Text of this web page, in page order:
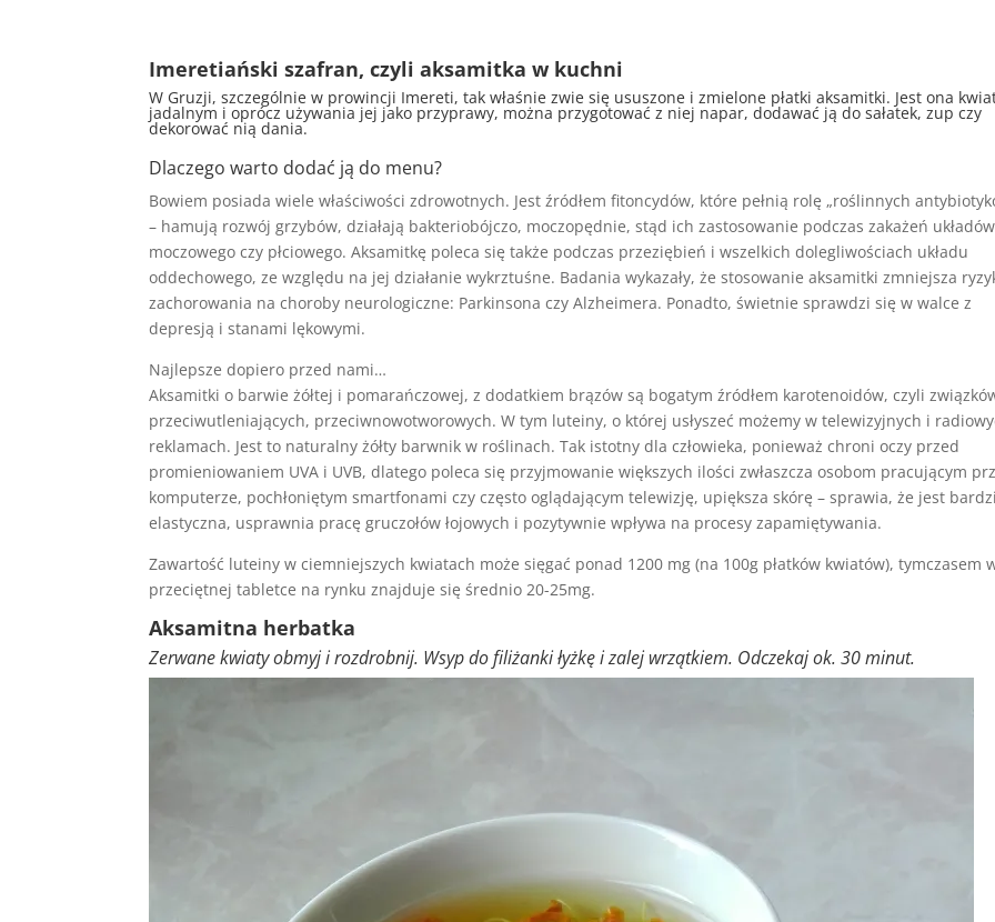
Imeretiański szafran, czyli aksamitka w kuchni
W Gruzji, szczególnie w prowincji Imereti, tak właśnie zwie się ususzone i zmielone płatki aksamitki. Jest ona
jadalnym i oprócz używania jej jako przyprawy, można przygotować z niej napar, dodawać ją do sałatek, zup czy
dekorować nią dania.
Dlaczego warto dodać ją do menu?
Bowiem posiada wiele właściwości zdrowotnych. Jest źródłem fitoncydów, które pełnią rolę „roślinnych
– hamują rozwój grzybów, działają bakteriobójczo, moczopędnie, stąd ich zastosowanie podczas zakażeń układów
moczowego czy płciowego. Aksamitkę poleca się także podczas przeziębień i wszelkich dolegliwościach układu
oddechowego, ze względu na jej działanie wykrztuśne. Badania wykazały, że stosowanie aksamitki zmniejsza
zachorowania na choroby neurologiczne: Parkinsona czy Alzheimera. Ponadto, świetnie sprawdzi się w walce z
depresją i stanami lękowymi.
Najlepsze dopiero przed nami…
Aksamitki o barwie żółtej i pomarańczowej, z dodatkiem brązów są bogatym źródłem karotenoidów, czyli
przeciwutleniających, przeciwnowotworowych. W tym luteiny, o której usłyszeć możemy w telewizyjnych i
reklamach. Jest to naturalny żółty barwnik w roślinach. Tak istotny dla człowieka, ponieważ chroni oczy przed
promieniowaniem UVA i UVB, dlatego poleca się przyjmowanie większych ilości zwłaszcza osobom pracującym
komputerze, pochłoniętym smartfonami czy często oglądającym telewizję, upiększa skórę – sprawia, że jest
elastyczna, usprawnia pracę gruczołów łojowych i pozytywnie wpływa na procesy zapamiętywania.
Zawartość luteiny w ciemniejszych kwiatach może sięgać ponad 1200 mg (na 100g płatków kwiatów), tymczasem
przeciętnej tabletce na rynku znajduje się średnio 20-25mg.
Aksamitna herbatka
Zerwane kwiaty obmyj i rozdrobnij. Wsyp do filiżanki łyżkę i zalej wrzątkiem. Odczekaj ok. 30 minut.